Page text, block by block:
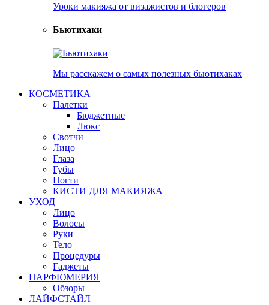
Уроки макияжа от визажистов и блогеров
Бьютихаки
Мы расскажем о самых полезных бьютихаках
КОСМЕТИКА
Палетки
Бюджетные
Люкс
Свотчи
Лицо
Глаза
Губы
Ногти
КИСТИ ДЛЯ МАКИЯЖА
УХОД
Лицо
Волосы
Руки
Тело
Процедуры
Гаджеты
ПАРФЮМЕРИЯ
Обзоры
ЛАЙФСТАЙЛ